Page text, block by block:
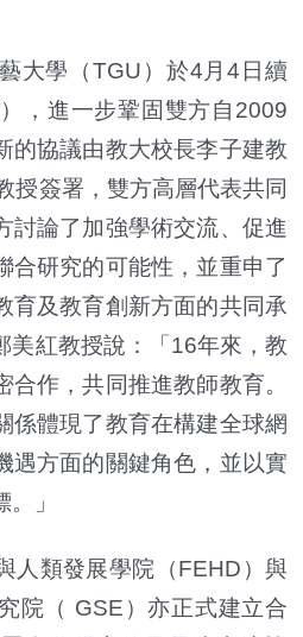
大學（TGU）於4月4日續
，進一步鞏固雙方自2009
的協議由教大校長李子建教
授簽署，雙方高層代表共同
討論了加強學術交流、促進
合研究的可能性，並重申了
育及教育創新方面的共同承
美紅教授說：「16年來，教
作，共同推進教師教育。
係體現了教育在構建全球網
遇方面的關鍵角色，並以實
」
人類發展學院（FEHD）與
院（ GSE）亦正式建立合